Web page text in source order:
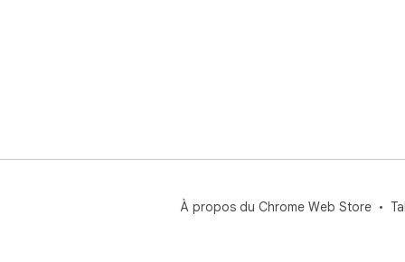
À propos du Chrome Web Store